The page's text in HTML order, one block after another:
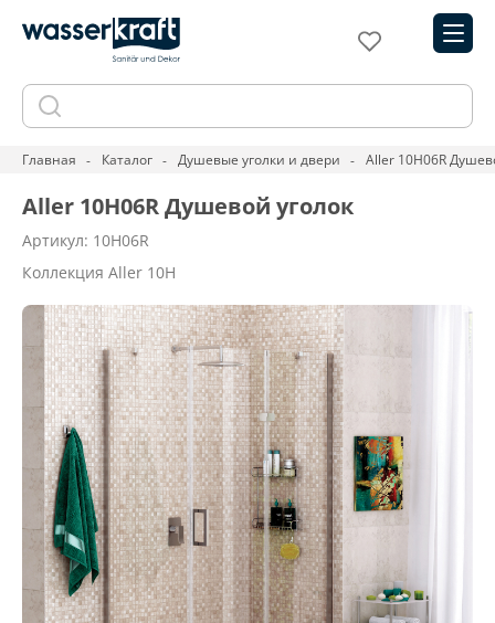
Главная Каталог Душевые уголки и двери Aller 10H06R
Aller 10H06R Душевой уголок
Артикул: 10H06R
Коллекция Aller 10H